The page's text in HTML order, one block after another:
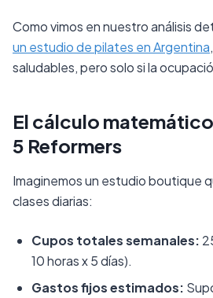
Como vimos en nuestro análisis
un estudio de pilates en Argentina
saludables, pero solo si la
El cálculo
5 Reformers
Imaginemos un estudio boutique
clases diarias:
Cupos totales semanales:
10 horas x 5 días).
Gastos fijos estimados: